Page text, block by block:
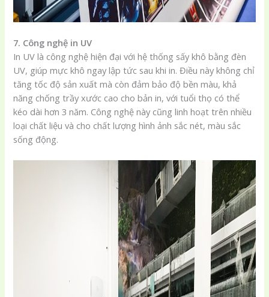
7. Công nghệ in UV
In UV là công nghệ hiện đại với hệ thống sấy khô bằng đèn
UV, giúp mực khô ngay lập tức sau khi in. Điều này không chỉ
tăng tốc độ sản xuất mà còn đảm bảo độ bền màu, khả
năng chống trầy xước cao cho bản in, với tuổi thọ có thể
kéo dài hơn 3 năm. Công nghệ này cũng linh hoạt trên nhiều
loại chất liệu và cho chất lượng hình ảnh sắc nét, màu sắc
sống động.